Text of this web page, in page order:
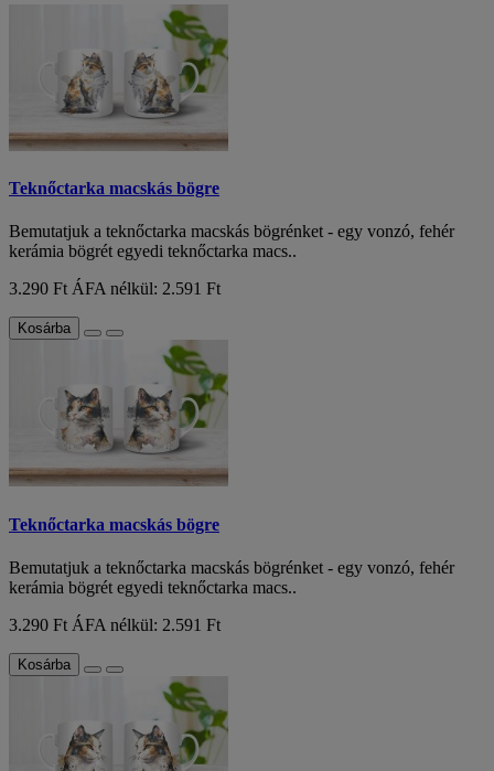
Teknőctarka macskás bögre
Bemutatjuk a teknőctarka macskás bögrénket - egy vonzó, fehér
kerámia bögrét egyedi teknőctarka macs..
3.290 Ft ÁFA nélkül: 2.591 Ft
Kosárba
Teknőctarka macskás bögre
Bemutatjuk a teknőctarka macskás bögrénket - egy vonzó, fehér
kerámia bögrét egyedi teknőctarka macs..
3.290 Ft ÁFA nélkül: 2.591 Ft
Kosárba